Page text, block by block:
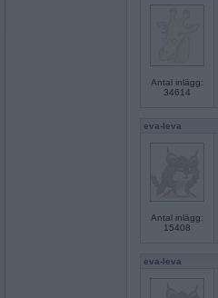
Antal inlägg:
34614
eva-leva
Antal inlägg:
15408
eva-leva